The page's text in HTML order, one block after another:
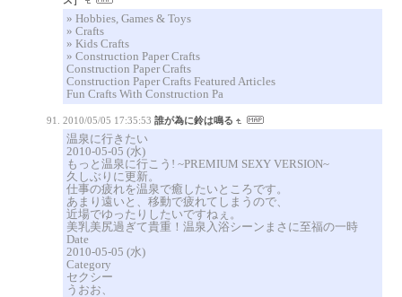
» Hobbies, Games & Toys
» Crafts
» Kids Crafts
» Construction Paper Crafts
Construction Paper Crafts
Construction Paper Crafts Featured Articles
Fun Crafts With Construction Pa
2010/05/05 17:35:53 誰が為に鈴は鳴る
温泉に行きたい
2010-05-05 (水)
もっと温泉に行こう! ~PREMIUM SEXY VERSION~
久しぶりに更新。
仕事の疲れを温泉で癒したいところです。
あまり遠いと、移動で疲れてしまうので、
近場でゆったりしたいですねぇ。
美乳美尻過ぎて貴重！温泉入浴シーンまさに至福の一時
Date
2010-05-05 (水)
Category
セクシー
うおお、